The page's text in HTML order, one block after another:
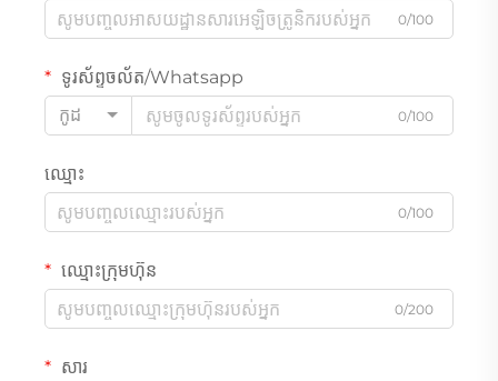
0/100
ទូរស័ព្ទចល័ត/Whatsapp
កូដ
0/100
ឈ្មោះ
0/100
ឈ្មោះក្រុមហ៊ុន
0/200
សារ